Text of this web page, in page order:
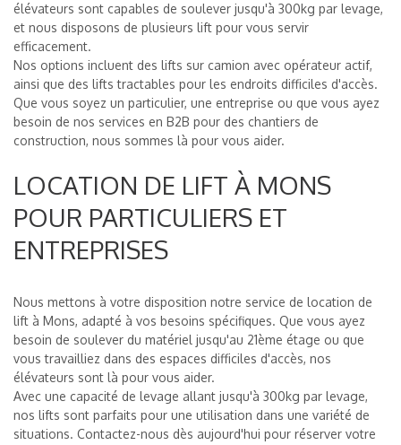
élévateurs sont capables de soulever jusqu'à 300kg par levage,
et nous disposons de plusieurs lift pour vous servir
efficacement.
Nos options incluent des lifts sur camion avec opérateur actif,
ainsi que des lifts tractables pour les endroits difficiles d'accès.
Que vous soyez un particulier, une entreprise ou que vous ayez
besoin de nos services en B2B pour des chantiers de
construction, nous sommes là pour vous aider.
LOCATION DE LIFT À MONS
POUR PARTICULIERS ET
ENTREPRISES
Nous mettons à votre disposition notre service de location de
lift à Mons, adapté à vos besoins spécifiques. Que vous ayez
besoin de soulever du matériel jusqu'au 21ème étage ou que
vous travailliez dans des espaces difficiles d'accès, nos
élévateurs sont là pour vous aider.
Avec une capacité de levage allant jusqu'à 300kg par levage,
nos lifts sont parfaits pour une utilisation dans une variété de
situations. Contactez-nous dès aujourd'hui pour réserver votre